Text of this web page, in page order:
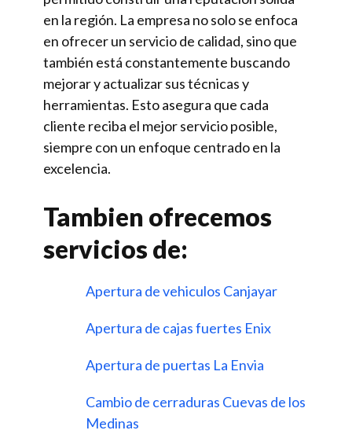
en la región. La empresa no solo se enfoca
en ofrecer un servicio de calidad, sino que
también está constantemente buscando
mejorar y actualizar sus técnicas y
herramientas. Esto asegura que cada
cliente reciba el mejor servicio posible,
siempre con un enfoque centrado en la
excelencia.
Tambien ofrecemos
servicios de:
Apertura de vehiculos Canjayar
Apertura de cajas fuertes Enix
Apertura de puertas La Envia
Cambio de cerraduras Cuevas de los
Medinas